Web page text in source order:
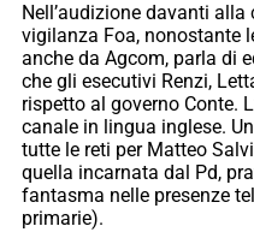
Nell’audizione davanti
vigilanza Foa, nonostante
anche da Agcom, parla di
che gli esecutivi Renzi,
rispetto al governo Conte.
canale in lingua inglese.
tutte le reti per Matteo
quella incarnata dal Pd,
fantasma nelle presenze
primarie).